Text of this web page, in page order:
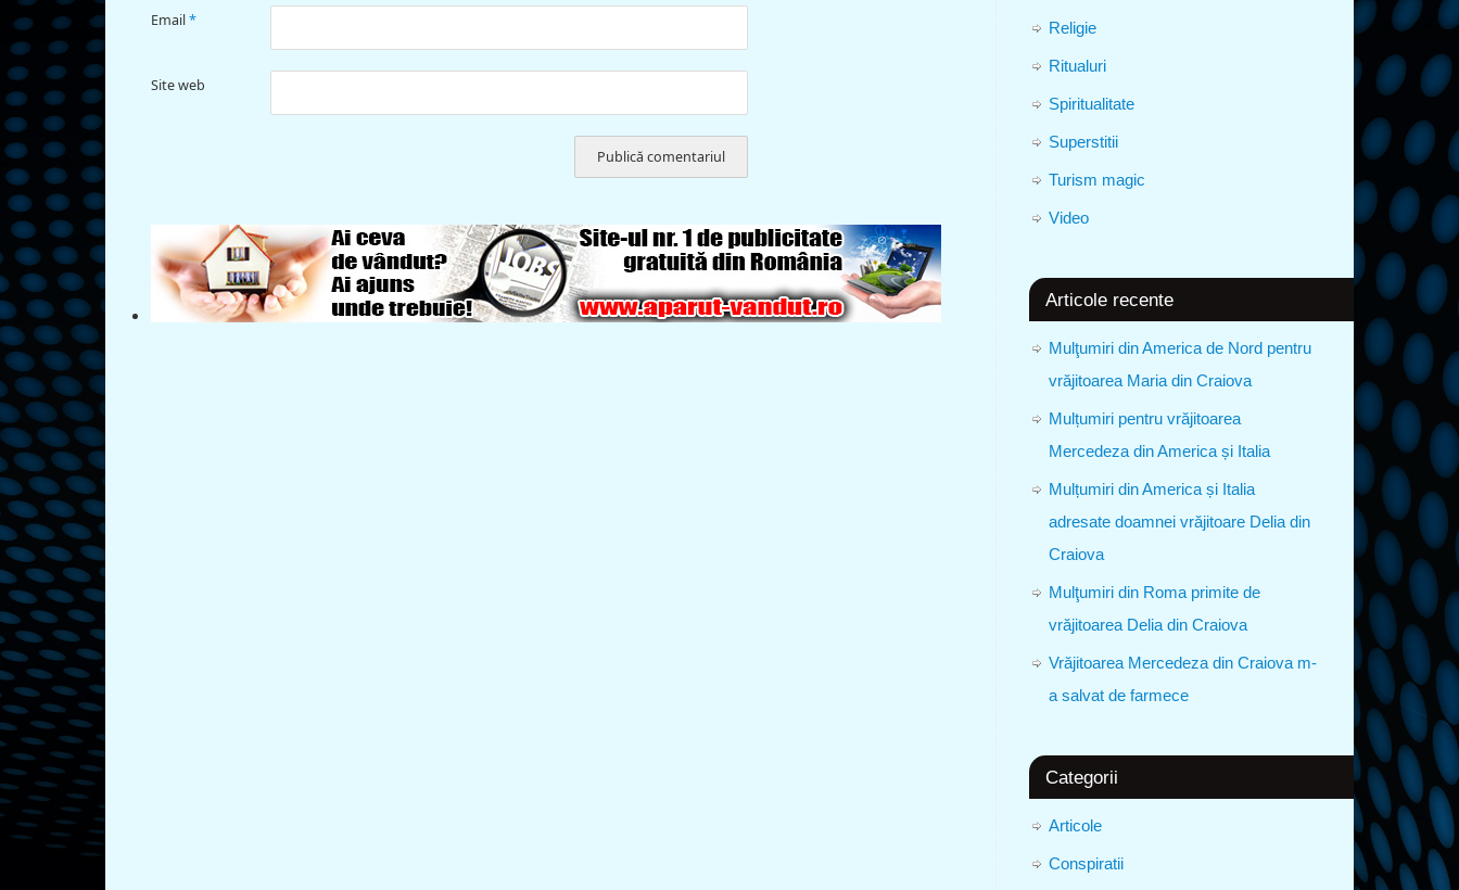
Email*
Site web
Religie
Ritualuri
Spiritualitate
Superstitii
Turism magic
Video
Articole recente
Mulţumiri din America de Nord pentru
vrăjitoarea Maria din Craiova
Mulțumiri pentru vrăjitoarea
Mercedeza din America și Italia
Mulțumiri din America și Italia
adresate doamnei vrăjitoare Delia din
Craiova
Mulţumiri din Roma primite de
vrăjitoarea Delia din Craiova
Vrăjitoarea Mercedeza din Craiova m-
a salvat de farmece
Categorii
Articole
Conspiratii